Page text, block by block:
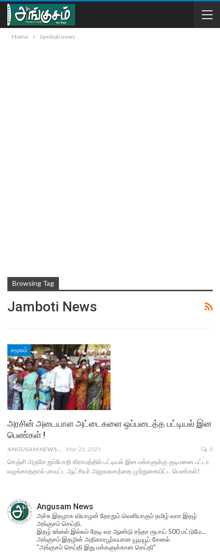
Home Jamboti news
Browsing Tag
Jamboti News
சமூகம்
அரசின் அடையாள அட்டைகளை ஒப்படைத்த பட்டியல் இன
பெண்கள் !
ANGUSAM NEWS Mar 25, 2025 0
செஞ்சி அருகே ஜம்போதி கிராமத்தில் பட்டியல் இன மக்களுக்கு குடிமனை பட்டா
வழங்காததால் மாவட்ட ஆட்சியா் அலுவலகத்தை முற்றுகையிட்ட பெண்கள்!
Angusam News
அச்சு இதழாக வியாழன் தோறும் வெளியாகும் தமிழ் வார இதழ்
அங்குசம் செய்தி.
இதழ் உங்கள் இல்லம் தேடி வர ஆண்டு சந்தா ரூபாய் 500 மட்டுமே...
அங்குசம் இதழின் அதிகாரபூர்வமான யூடியூப் சேனல்
"அங்குசம் செய்தி இது மக்களுக்கான செய்தி"